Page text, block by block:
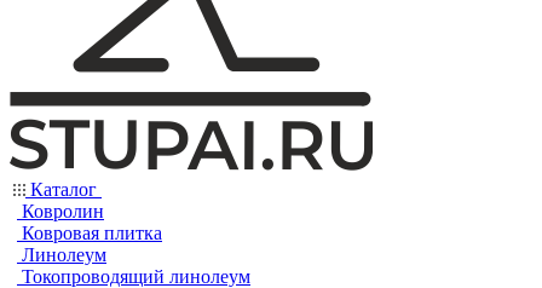
Каталог
Ковролин
Ковровая плитка
Линолеум
Токопроводящий линолеум